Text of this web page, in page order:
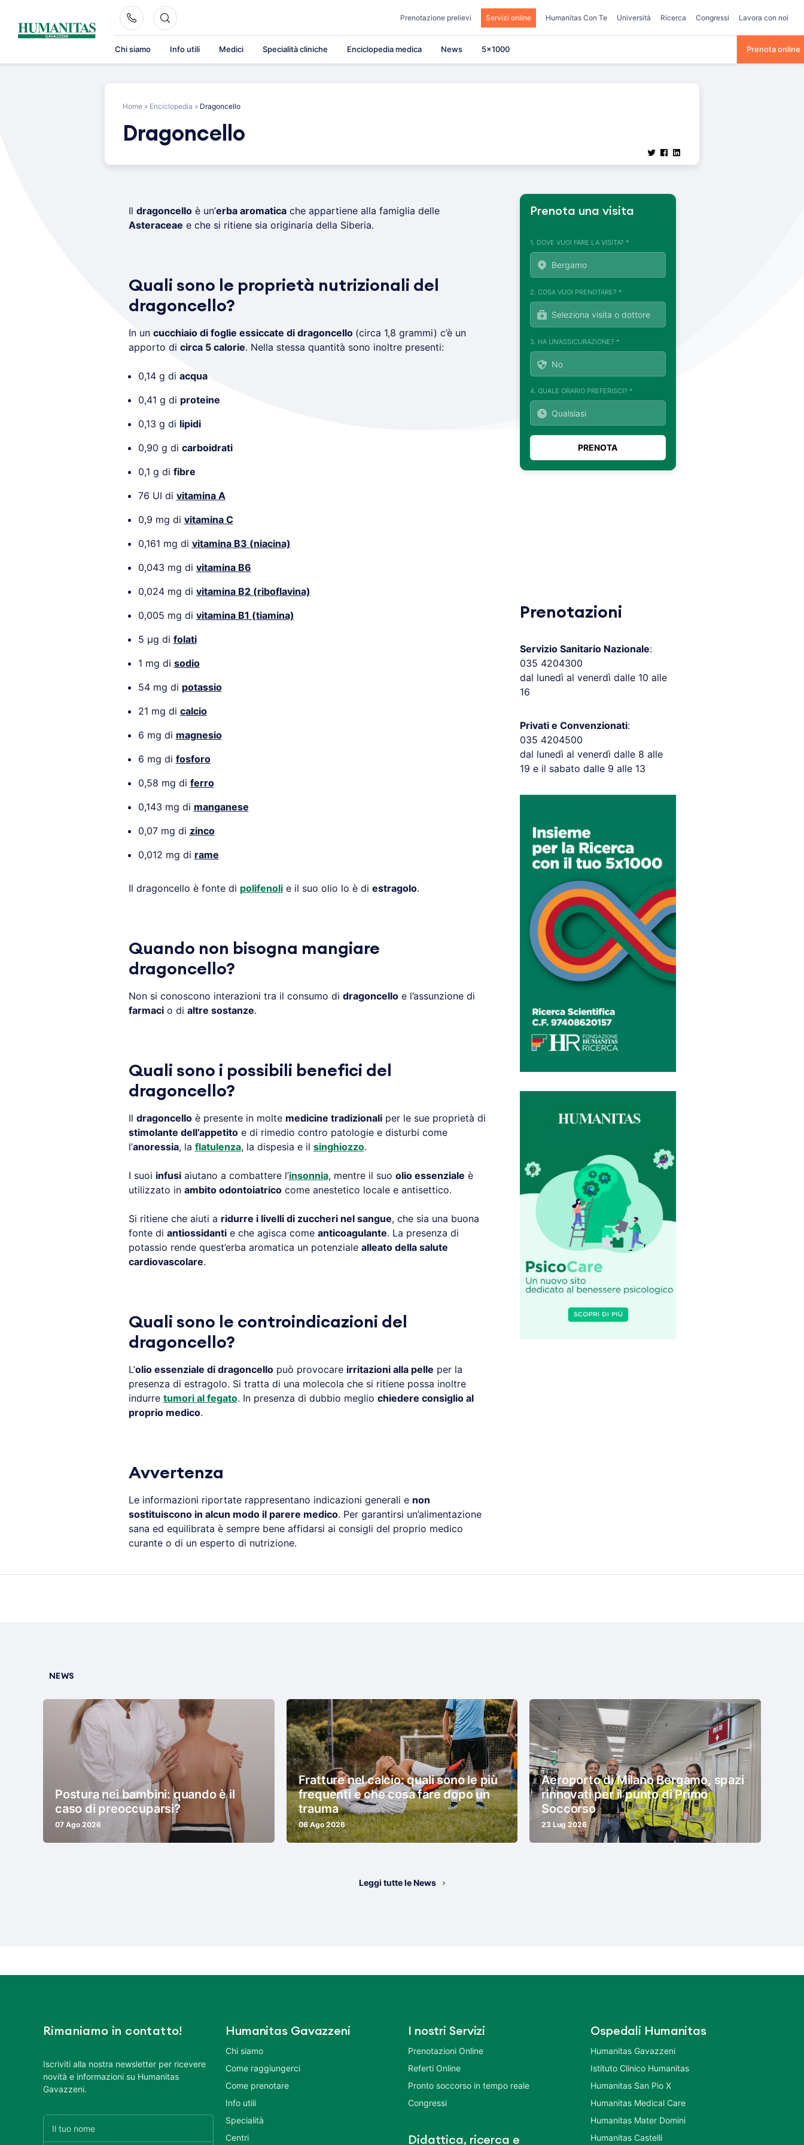
content
Prenotazione prelievi Servizi online Humanitas Con Te Università Ricerca Congressi Lavora con noi
Chi siamo Info utili Medici Specialità cliniche Enciclopedia medica News 5×1000 Prenota online
Home » Enciclopedia » Dragoncello
Dragoncello
Il dragoncelloè un’erba aromaticache appartiene alla famiglia delle
Asteraceae e che si ritiene sia originaria della Siberia.
Quali sono le proprietà nutrizionali del
dragoncello?
In un cucchiaio di foglie essiccate di dragoncello (circa 1,8 grammi) c’è un
apporto di circa 5 calorie. Nella stessa quantità sono inoltre presenti:
0,14 g di acqua
0,41 g di proteine
0,13 g di lipidi
0,90 g di carboidrati
0,1 g di fibre
76 UI di vitamina A
0,9 mg di vitamina C
0,161 mg di vitamina B3 (niacina)
0,043 mg di vitamina B6
0,024 mg di vitamina B2 (riboflavina)
0,005 mg di vitamina B1 (tiamina)
5 µg di folati
1 mg di sodio
54 mg di potassio
21 mg di calcio
6 mg di magnesio
6 mg di fosforo
0,58 mg di ferro
0,143 mg di manganese
0,07 mg di zinco
0,012 mg di rame
Il dragoncello è fonte di polifenolie il suo olio lo è di estragolo.
Quando non bisogna mangiare
dragoncello?
Non si conoscono interazioni tra il consumo di dragoncelloe l’assunzione di
farmacio di altre sostanze.
Quali sono i possibili benefici del
dragoncello?
Il dragoncelloè presente in molte medicine tradizionaliper le sue proprietà di
stimolante dell’appetitoe di rimedio contro patologie e disturbi come
l’anoressia, la flatulenza, la dispesia e il singhiozzo.
I suoi infusiaiutano a combattere l’insonnia, mentre il suo olio essenziale è
utilizzato in ambito odontoiatricocome anestetico locale e antisettico.
Si ritiene che aiuti a ridurre i livelli di zuccheri nel sangue, che sia una buona
fonte di antiossidantie che agisca come anticoagulante. La presenza di
potassio rende quest’erba aromatica un potenziale alleato della salute
cardiovascolare.
Quali sono le controindicazioni del
dragoncello?
L’olio essenziale di dragoncellopuò provocare irritazioni alla pelle per la
presenza di estragolo. Si tratta di una molecola che si ritiene possa inoltre
indurre tumori al fegato. In presenza di dubbio meglio chiedere consiglio al
proprio medico.
Avvertenza
Le informazioni riportate rappresentano indicazioni generali e non
sostituiscono in alcun modo il parere medico. Per garantirsi un’alimentazione
sana ed equilibrata è sempre bene affidarsi ai consigli del proprio medico
curante o di un esperto di nutrizione.
Prenota una visita
1. DOVE VUOI FARE LA VISITA? *
2. COSA VUOI PRENOTARE? *
3. HA UN'ASSICURAZIONE? *
4. QUALE ORARIO PREFERISCI? *
Prenotazioni
Servizio Sanitario Nazionale:
035 4204300
dal lunedì al venerdì dalle 10 alle
16
Privati e Convenzionati:
035 4204500
dal lunedì al venerdì dalle 8 alle
19 e il sabato dalle 9 alle 13
NEWS
Postura nei bambini: quando è il
caso di preoccuparsi?
07 Ago 2026
Fratture nel calcio: quali sono le più
frequenti e che cosa fare dopo un
trauma
06 Ago 2026
Aeroporto di Milano Bergamo, spazi
rinnovati per il punto di Primo
Soccorso
23 Lug 2026
Leggi tutte le News
Rimaniamo in contatto!
Iscriviti alla nostra newsletter per ricevere
novità e informazioni su Humanitas
Gavazzeni.
Humanitas Gavazzeni
Chi siamo
Come raggiungerci
Come prenotare
Info utili
Specialità
Centri
I nostri Servizi
Prenotazioni Online
Referti Online
Pronto soccorso in tempo reale
Congressi
Didattica, ricerca e
Ospedali Humanitas
Humanitas Gavazzeni
Istituto Clinico Humanitas
Humanitas San Pio X
Humanitas Medical Care
Humanitas Mater Domini
Humanitas Castelli